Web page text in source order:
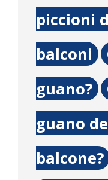
piccioni
balconi
guano?
guano
balcone?